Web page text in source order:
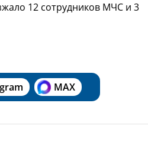
12 сотрудников МЧС и 3
MAX